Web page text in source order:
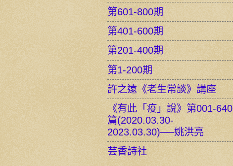
第601-800期
第401-600期
第201-400期
第1-200期
許之遠《老生常談》講座
《有此「疫」說》第001-640
篇(2020.03.30-
2023.03.30)──姚洪亮
芸香詩社